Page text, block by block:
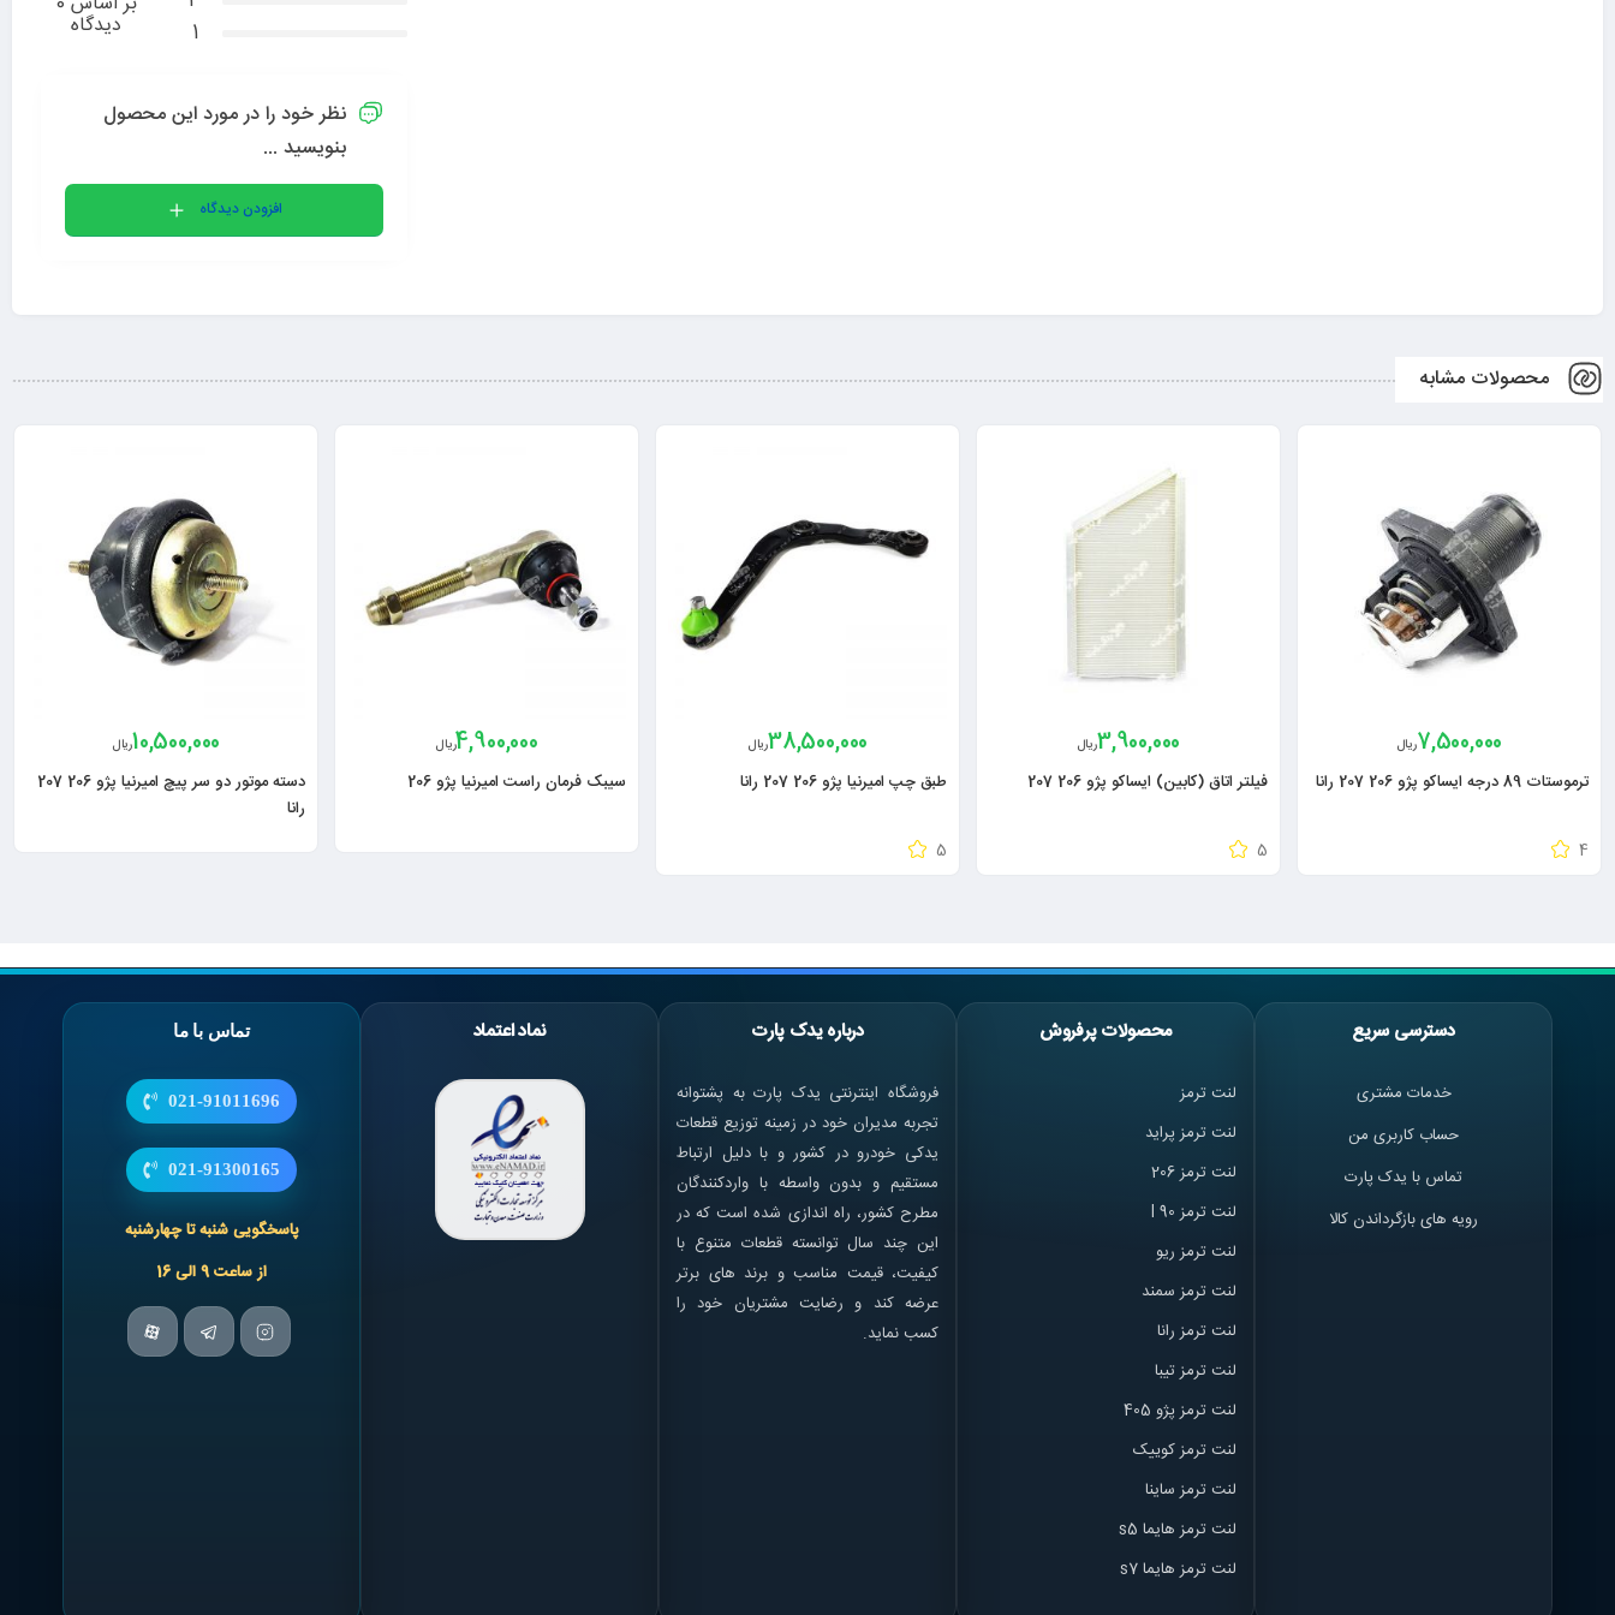
1
دیدگاه
نظر خود را در مورد این محصول
بنویسید ...
افزودن دیدگاه
محصولات مشابه
7,500,000ریال
ترموستات 89 درجه ایساکو پژو 206 207 رانا
4
3,900,000ریال
فیلتر اتاق (کابین) ایساکو پژو 206 207
5
38,500,000ریال
طبق چپ امیرنیا پژو 206 207 رانا
5
4,900,000ریال
سیبک فرمان راست امیرنیا پژو 206
10,500,000ریال
دسته موتور دو سر پیچ امیرنیا پژو 206 207
رانا
دسترسی سریع
خدمات مشتری
حساب کاربری من
تماس با یدک پارت
رویه های بازگرداندن کالا
محصولات پرفروش
لنت ترمز
لنت ترمز پراید
لنت ترمز 206
لنت ترمز l 90
لنت ترمز ریو
لنت ترمز سمند
لنت ترمز رانا
لنت ترمز تیبا
لنت ترمز پژو 405
لنت ترمز کوییک
لنت ترمز ساینا
لنت ترمز هایما s5
لنت ترمز هایما s7
درباره یدک پارت
فروشگاه اینترنتی یدک پارت به پشتوانه
تجربه مدیران خود در زمینه توزیع قطعات
یدکی خودرو در کشور و با دلیل ارتباط
مستقیم و بدون واسطه با واردکنندگان
مطرح کشور، راه اندازی شده است که در
این چند سال توانسته قطعات متنوع با
کیفیت، قیمت مناسب و برند های برتر
عرضه کند و رضایت مشتریان خود را
کسب نماید.
نماد اعتماد تماس با ما
021-91011696
021-91300165
پاسخگویی شنبه تا چهارشنبه
از ساعت 9 الی 16